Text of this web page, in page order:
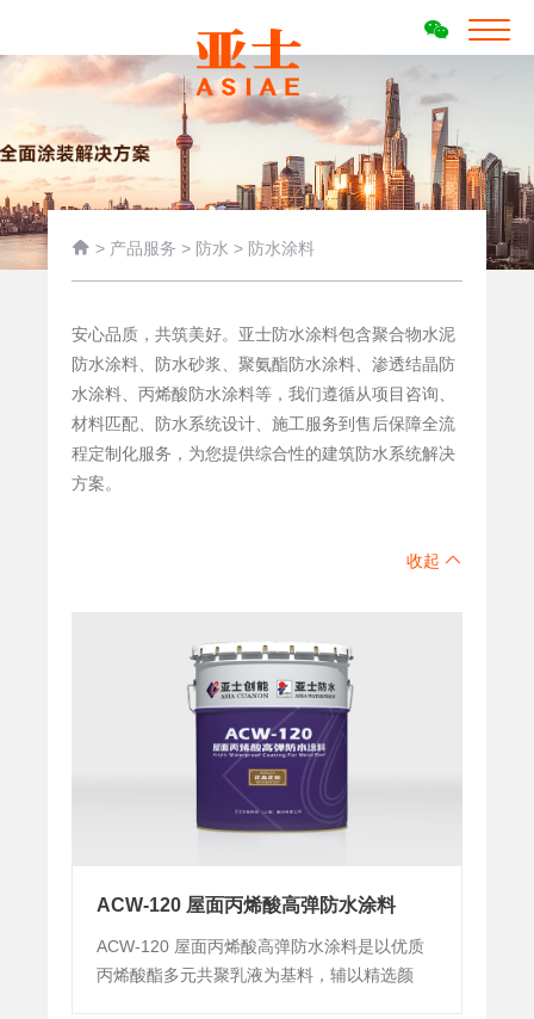
 > 产品服务 > 防水 > 防水涂料
安心品质，共筑美好。亚士防水涂料包含聚合物水泥
防水涂料、防水砂浆、聚氨酯防水涂料、渗透结晶防
水涂料、丙烯酸防水涂料等，我们遵循从项目咨询、
材料匹配、防水系统设计、施工服务到售后保障全流
程定制化服务，为您提供综合性的建筑防水系统解决
方案。
收起
ACW-120 屋面丙烯酸高弹防水涂料
ACW-120 屋面丙烯酸高弹防水涂料是以优质
丙烯酸酯多元共聚乳液为基料，辅以精选颜